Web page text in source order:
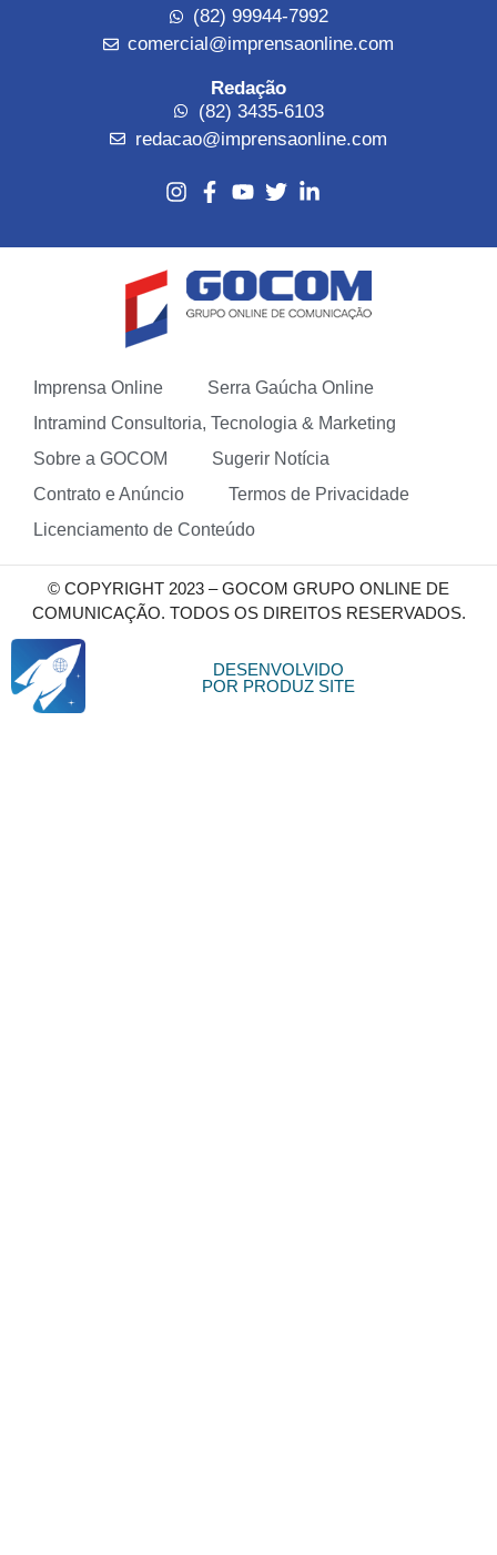
(82) 99944-7992
comercial@imprensaonline.com
Redação
(82) 3435-6103
redacao@imprensaonline.com
Imprensa Online
Serra Gaúcha Online
Intramind Consultoria, Tecnologia & Marketing
Sobre a GOCOM
Sugerir Notícia
Contrato e Anúncio
Termos de Privacidade
Licenciamento de Conteúdo
© COPYRIGHT 2023 – GOCOM GRUPO ONLINE DE
COMUNICAÇÃO. TODOS OS DIREITOS RESERVADOS.
DESENVOLVIDO
POR PRODUZ SITE